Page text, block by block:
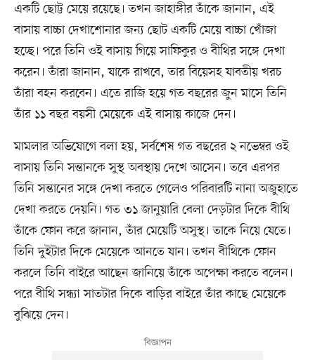
একটি ছোট্ট মেয়ে রয়েছে। তখন জাহাঙ্গীর তাঁকে জানান, এই
বাসায় বাচ্চা দেখাশোনার জন্য ছোট একটি মেয়ে বাচ্চা খোঁজা
হচ্ছে। পরে তিনি ওই বাসায় গিয়ে সাফিকুর ও বীথির সঙ্গে দেখা
করেন। তাঁরা জানান, যাকে রাখবে, তার বিয়েসহ যাবতীয় খরচ
তাঁরা বহন করবেন। এতে রাজি হয়ে গত বছরের জুন মাসে তিনি
তাঁর ১১ বছর বয়সী মেয়েকে এই বাসায় কাজে দেন।
মামলার অভিযোগে বলা হয়, সর্বশেষ গত বছরের ২ নভেম্বর ওই
বাসায় তিনি সন্তানকে সুস্থ অবস্থায় দেখে আসেন। তবে এরপর
তিনি সন্তানের সঙ্গে দেখা করতে গেলেও পরিবারটি নানা অজুহাতে
দেখা করতে দেয়নি। গত ৩১ জানুয়ারি বেলা দেড়টার দিকে বীথি
তাঁকে ফোন করে জানান, তাঁর মেয়েটি অসুস্থ। তাকে নিয়ে যেতে।
তিনি দুইটার দিকে মেয়েকে আনতে যান। তখন বীথিকে ফোন
করলে তিনি বাইরে আছেন জানিয়ে তাঁকে অপেক্ষা করতে বলেন।
পরে বীথি সন্ধ্যা সাতটার দিকে বাড়ির বাইরে তাঁর কাছে মেয়েকে
বুঝিয়ে দেন।